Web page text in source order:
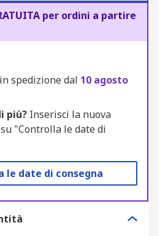
per ordini a partire
spedizione dal 10 agosto
più? Inserisci la nuova
"Controlla le date di
le date di consegna